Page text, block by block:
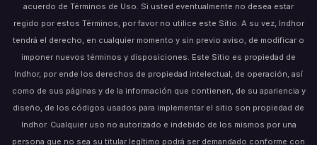
acuerdo de Términos de Uso. Si usted eventualmente no desea estar
regido por estos Términos, por favor no utilice este Sitio. A su vez, Indhor
tendrá el derecho, en cualquier momento y sin previo aviso, de modificar o
imponer nuevos términos y disposiciones. Este Sitio es propiedad de
Indhor, por ende los derechos de propiedad intelectual, de operación, así
como de sus páginas y de la información que contienen, de su apariencia y
diseño, de los códigos usados para implementar el sitio son propiedad de
Indhor. Cualquier uso no autorizado e indebido de los mismos por una
persona que no sea su titular legítimo podrá ser demandado conforme con